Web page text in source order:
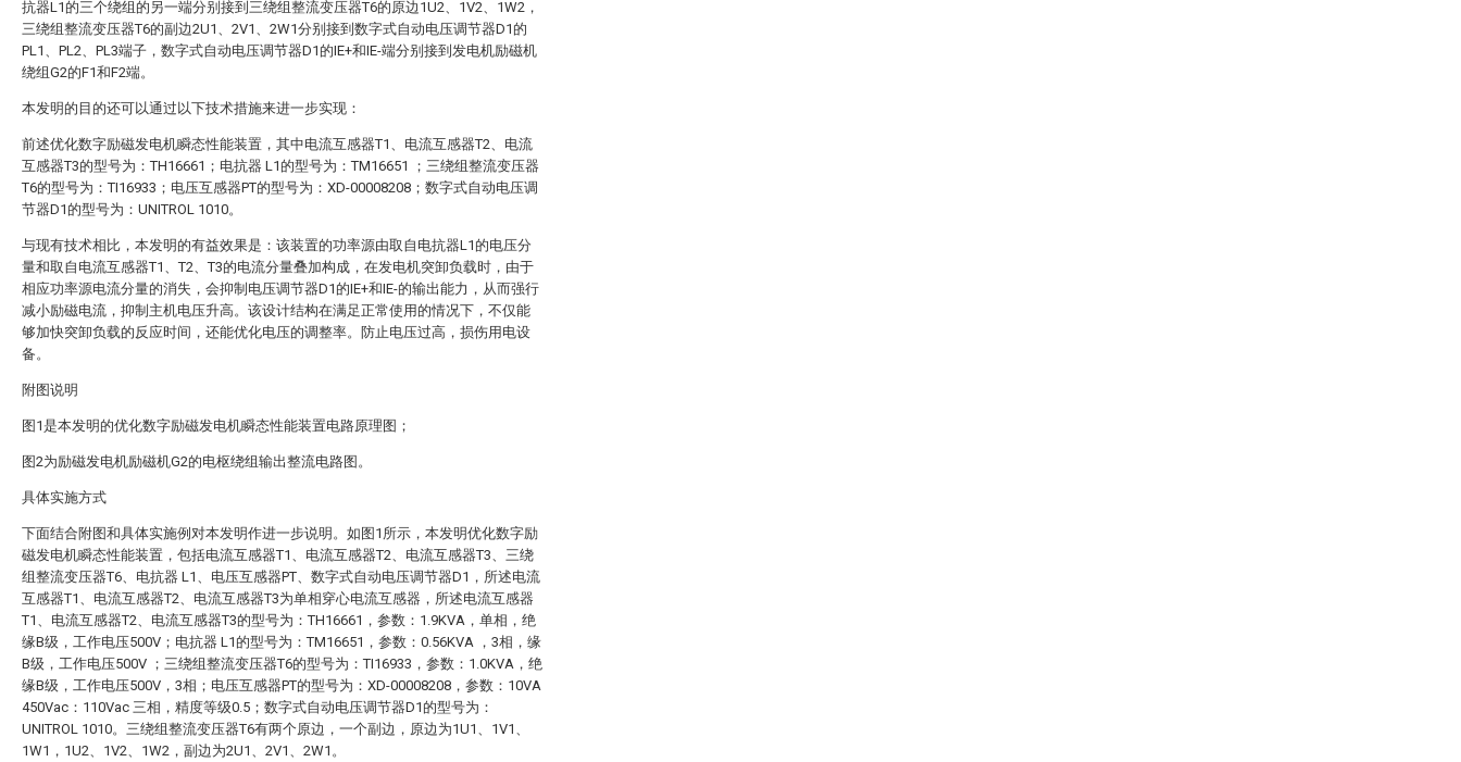
抗器L1的三个绕组的另一端分别接到三绕组整流变压器T6的原边1U2、1V2、1W2，
三绕组整流变压器T6的副边2U1、2V1、2W1分别接到数字式自动电压调节器D1的
PL1、PL2、PL3端子，数字式自动电压调节器D1的IE+和IE-端分别接到发电机励磁机
绕组G2的F1和F2端。
本发明的目的还可以通过以下技术措施来进一步实现：
前述优化数字励磁发电机瞬态性能装置，其中电流互感器T1、电流互感器T2、电流
互感器T3的型号为：TH16661；电抗器 L1的型号为：TM16651 ；三绕组整流变压器
T6的型号为：TI16933；电压互感器PT的型号为：XD-00008208；数字式自动电压调
节器D1的型号为：UNITROL 1010。
与现有技术相比，本发明的有益效果是：该装置的功率源由取自电抗器L1的电压分
量和取自电流互感器T1、T2、T3的电流分量叠加构成，在发电机突卸负载时，由于
相应功率源电流分量的消失，会抑制电压调节器D1的IE+和IE-的输出能力，从而强行
减小励磁电流，抑制主机电压升高。该设计结构在满足正常使用的情况下，不仅能
够加快突卸负载的反应时间，还能优化电压的调整率。防止电压过高，损伤用电设
备。
附图说明
图1是本发明的优化数字励磁发电机瞬态性能装置电路原理图；
图2为励磁发电机励磁机G2的电枢绕组输出整流电路图。
具体实施方式
下面结合附图和具体实施例对本发明作进一步说明。如图1所示，本发明优化数字励
磁发电机瞬态性能装置，包括电流互感器T1、电流互感器T2、电流互感器T3、三绕
组整流变压器T6、电抗器 L1、电压互感器PT、数字式自动电压调节器D1，所述电流
互感器T1、电流互感器T2、电流互感器T3为单相穿心电流互感器，所述电流互感器
T1、电流互感器T2、电流互感器T3的型号为：TH16661，参数：1.9KVA，单相，绝
缘B级，工作电压500V；电抗器 L1的型号为：TM16651，参数：0.56KVA ，3相，缘
B级，工作电压500V ；三绕组整流变压器T6的型号为：TI16933，参数：1.0KVA，绝
缘B级，工作电压500V，3相；电压互感器PT的型号为：XD-00008208，参数：10VA
450Vac：110Vac 三相，精度等级0.5；数字式自动电压调节器D1的型号为：
UNITROL 1010。三绕组整流变压器T6有两个原边，一个副边，原边为1U1、1V1、
1W1，1U2、1V2、1W2，副边为2U1、2V1、2W1。